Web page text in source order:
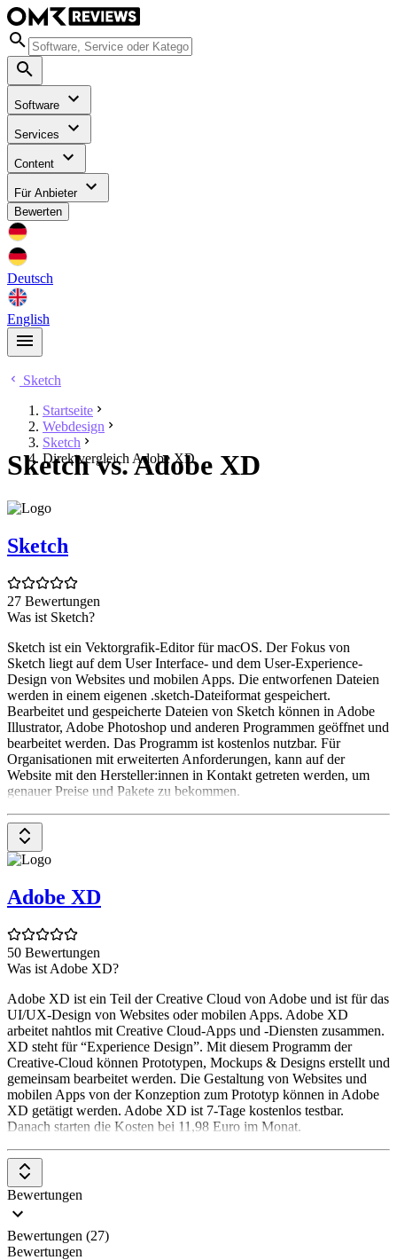
Software
Services
Content
Für Anbieter
Bewerten
Deutsch
English
Sketch
Startseite
Webdesign
Sketch
Direktvergleich Adobe XD
Sketch vs. Adobe XD
Sketch
27 Bewertungen
Was ist Sketch?
Sketch ist ein Vektorgrafik-Editor für macOS. Der Fokus von
Sketch liegt auf dem User Interface- und dem User-Experience-
Design von Websites und mobilen Apps. Die entworfenen Dateien
werden in einem eigenen .sketch-Dateiformat gespeichert.
Bearbeitet und gespeicherte Dateien von Sketch können in Adobe
Illustrator, Adobe Photoshop und anderen Programmen geöffnet und
bearbeitet werden. Das Programm ist kostenlos nutzbar. Für
Organisationen mit erweiterten Anforderungen, kann auf der
Website mit den Hersteller:innen in Kontakt getreten werden, um
genauer Preise und Pakete zu bekommen.
Adobe XD
50 Bewertungen
Was ist Adobe XD?
Adobe XD ist ein Teil der Creative Cloud von Adobe und ist für das
UI/UX-Design von Websites oder mobilen Apps. Adobe XD
arbeitet nahtlos mit Creative Cloud-Apps und -Diensten zusammen.
XD steht für “Experience Design”. Mit diesem Programm der
Creative-Cloud können Prototypen, Mockups & Designs erstellt und
gemeinsam bearbeitet werden. Die Gestaltung von Websites und
mobilen Apps von der Konzeption zum Prototyp können in Adobe
XD getätigt werden. Adobe XD ist 7-Tage kostenlos testbar.
Danach starten die Kosten bei 11,98 Euro im Monat.
Bewertungen
Bewertungen (27)
Bewertungen